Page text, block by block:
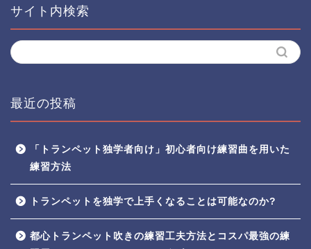
サイト内検索
最近の投稿
「トランペット独学者向け」初心者向け練習曲を用いた
練習方法
トランペットを独学で上手くなることは可能なのか?
都心トランペット吹きの練習工夫方法とコスパ最強の練